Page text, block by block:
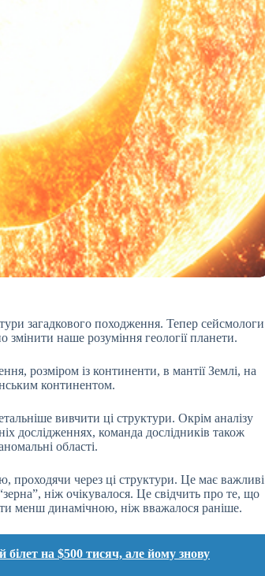
загадкового походження. Тепер сейсмологи
наше розуміння геології планети.
розміром із континенти, в мантії Землі, на
континентом.
вивчити ці структури. Окрім аналізу
дослідженнях, команда дослідників також
області.
проходячи через ці структури. Це має важливі
ніж очікувалося. Це свідчить про те, що
менш динамічною, ніж вважалося раніше.
на $500 тисяч, але йому знову